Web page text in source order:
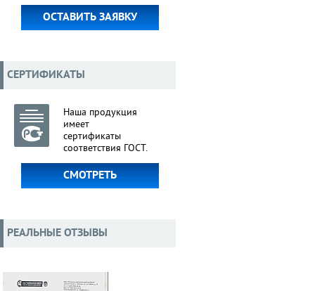
ОСТАВИТЬ ЗАЯВКУ
СЕРТИФИКАТЫ
Наша продукция
имеет
сертификаты
соответствия ГОСТ.
СМОТРЕТЬ
РЕАЛЬНЫЕ ОТЗЫВЫ